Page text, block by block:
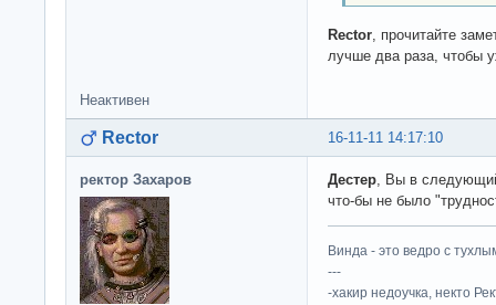
Rector, прочитайте
лучше два раза, чтобы
Неактивен
16-11-11 14:17:10
Rector
ректор Захаров Дестер, Вы в
что-бы не было
Винда - это ведро с
---
-хакир недоучка, некто